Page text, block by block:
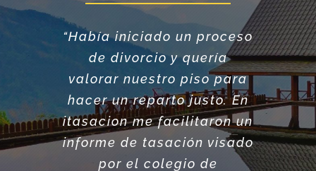
“Había iniciado un proceso
de divorcio y quería
valorar nuestro piso para
hacer un reparto justo. En
itasacion me facilitaron un
informe de tasación visado
por el colegio de
“Me ayudaron a valorar
mis 3 pisos, plazas de
garaje y un local
comercial para poder
hacer un testamento
equilibrado para mis
hijos.”